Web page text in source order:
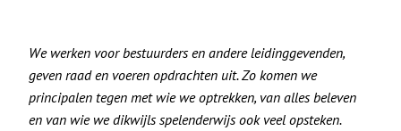
We werken voor bestuurders en andere leidinggevenden,
geven raad en voeren opdrachten uit. Zo komen we
principalen tegen met wie we optrekken, van alles beleven
en van wie we dikwijls spelenderwijs ook veel opsteken.